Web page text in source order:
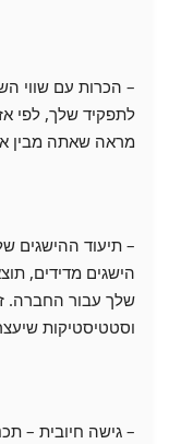
– הכרות עם שווי
לתפקיד שלך, לפי
מראה שאתה מבין
– תיעוד ההישגים
הישגים מדידים,
שלך עבור החברה.
וסטטיסטיקות
– גישה חיובית –